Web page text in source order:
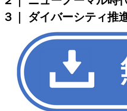
３｜ ダイバーシティ推